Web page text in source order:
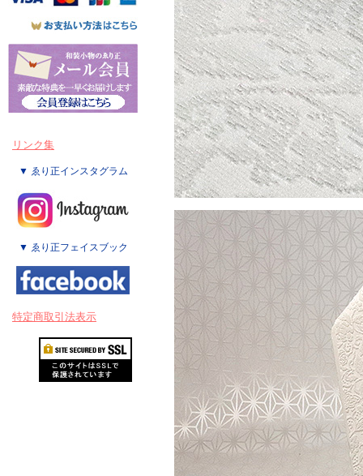
リンク集
▼ ゑり正インスタグラム
▼ ゑり正フェイスブック
特定商取引法表示